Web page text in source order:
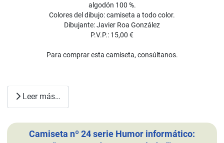
algodón 100 %.
Colores del dibujo: camiseta a todo color.
Dibujante: Javier Roa González
P.V.P.: 15,00 €
Para comprar esta camiseta, consúltanos.
Leer más…
Camiseta nº 24 serie Humor informático: